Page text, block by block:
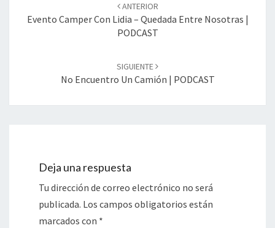
entradas
ANTERIOR
Evento Camper Con Lidia – Quedada Entre Nosotras |
PODCAST
SIGUIENTE
No Encuentro Un Camión | PODCAST
Deja una respuesta
Tu dirección de correo electrónico no será
publicada. Los campos obligatorios están
marcados con *